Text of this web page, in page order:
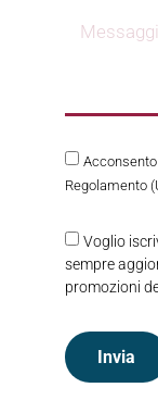
Regolamento
Voglio
sempre
promozioni
Invia